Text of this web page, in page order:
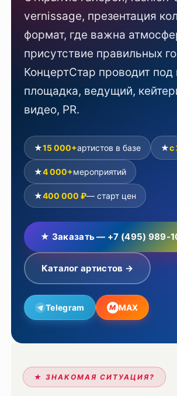
vernissage, презентация
формат, где важна
присутствие правильных
КонцертСтар проводит под
площадка, ведущий,
видео, PR.
★15 000+артистов в базе ★с
★4 000+мероприятий
★400 000 ₽— старт цен
★ Заказать — +7 (495) 989-
Каталог артистов →
Telegram M MAX
★ ЗНАКОМАЯ СИТУАЦИЯ?